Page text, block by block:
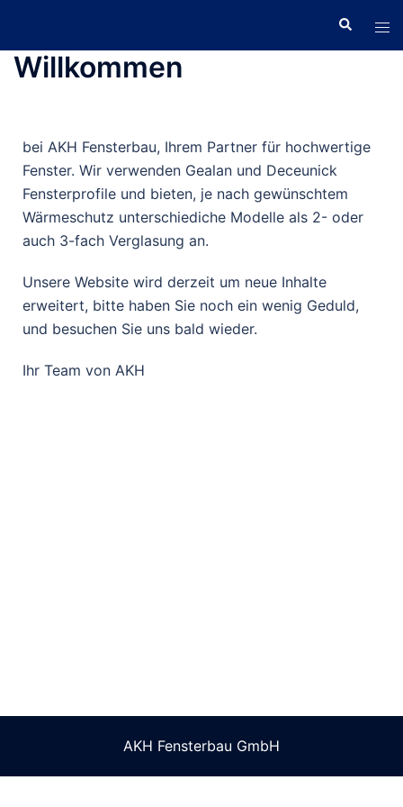
Willkommen
bei AKH Fensterbau, Ihrem Partner für hochwertige
Fenster. Wir verwenden Gealan und Deceunick
Fensterprofile und bieten, je nach gewünschtem
Wärmeschutz unterschiediche Modelle als 2- oder
auch 3-fach Verglasung an.
Unsere Website wird derzeit um neue Inhalte
erweitert, bitte haben Sie noch ein wenig Geduld,
und besuchen Sie uns bald wieder.
Ihr Team von AKH
AKH Fensterbau GmbH